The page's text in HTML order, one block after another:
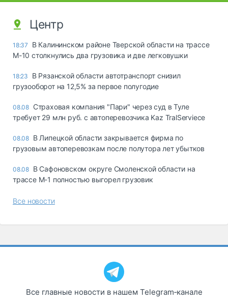
Центр
18:37
В Калининском районе Тверской области на трассе
М-10 столкнулись два грузовика и две легковушки
18:23
В Рязанской области автотранспорт снизил
грузооборот на 12,5% за первое полугодие
08.08 Страховая компания "Пари" через суд в Туле
требует 29 млн руб. с автоперевозчика Kaz TralServiece
08.08 В Липецкой области закрывается фирма по
грузовым автоперевозкам после полутора лет убытков
08.08 В Сафоновском округе Смоленской области на
трассе М-1 полностью выгорел грузовик
Все новости
Все главные новости в нашем Telegram‑канале